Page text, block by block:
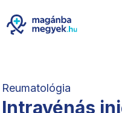
Reumatológia
Intravénás